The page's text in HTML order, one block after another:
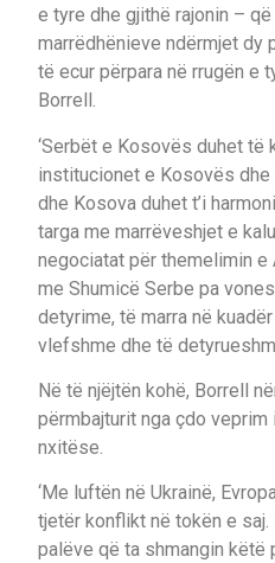
e tyre dhe gjithë rajonin –
marrëdhënieve ndërmjet dy
të ecur përpara në rrugën e
Borrell.
‘Serbët e Kosovës duhet të
institucionet e Kosovës
dhe Kosova duhet t’i
targa me marrëveshjet e
negociatat për themelimin
me Shumicë Serbe pa
detyrime, të marra në
vlefshme dhe të
Në të njëjtën kohë, Borrell
përmbajturit nga çdo
nxitëse.
‘Me luftën në Ukrainë,
tjetër konflikt në tokën e
palëve që ta shmangin këtë